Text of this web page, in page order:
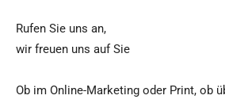
Rufen Sie uns an,
wir freuen uns auf Sie
Ob im Online-Marketing oder Print, ob